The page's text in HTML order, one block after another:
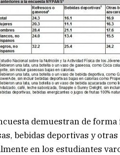
demuestran de
bebidas deportivas y
en los estudiantes